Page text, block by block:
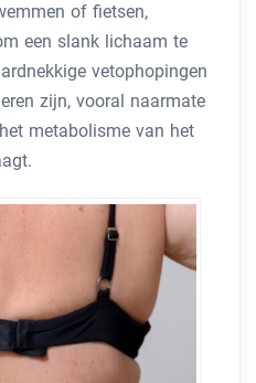
of fietsen,
een ​​slank lichaam te
vetophopingen
zijn, vooral naarmate
metabolisme van het